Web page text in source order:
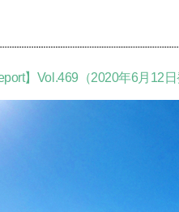
】Vol.469（2020年6月12